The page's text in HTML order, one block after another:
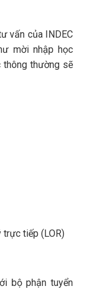
vấn của INDEC
mời nhập học
thường sẽ
tiếp (LOR)
bộ phận tuyển